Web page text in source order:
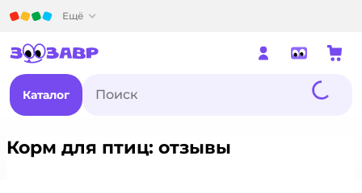
Ещё
Каталог
Корм для птиц: отзывы